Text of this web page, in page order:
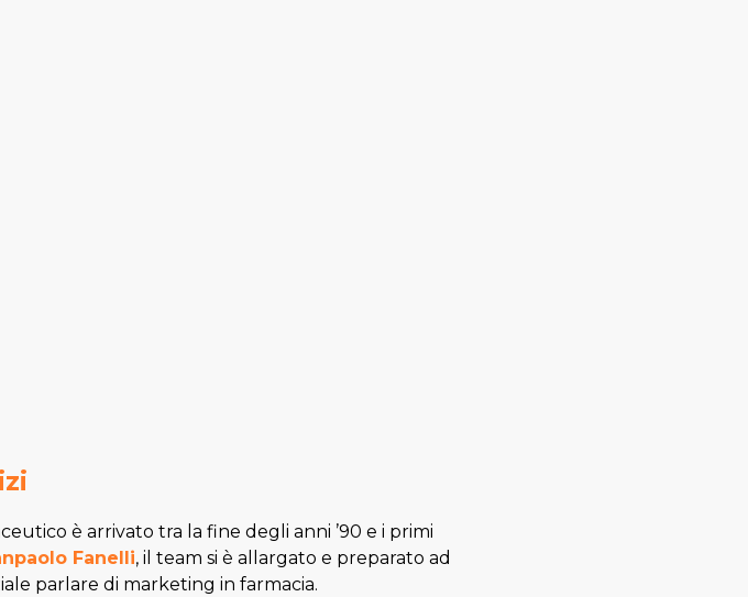
è arrivato tra la fine degli anni ’90 e i primi
Fanelli, il team si è allargato e preparato ad
parlare di marketing in farmacia.